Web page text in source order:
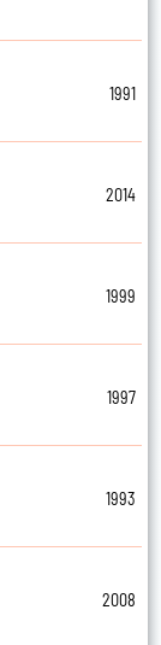
1991
2014
1999
1997
1993
2008